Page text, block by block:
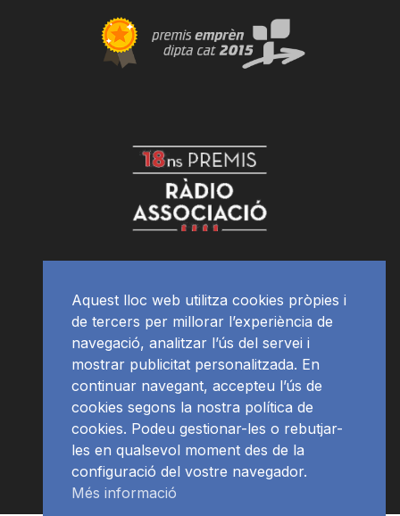
Aquest lloc web utilitza cookies pròpies i
de tercers per millorar l’experiència de
navegació, analitzar l’ús del servei i
mostrar publicitat personalitzada. En
continuar navegant, accepteu l’ús de
cookies segons la nostra política de
cookies. Podeu gestionar-les o rebutjar-
les en qualsevol moment des de la
configuració del vostre navegador.
Més informació